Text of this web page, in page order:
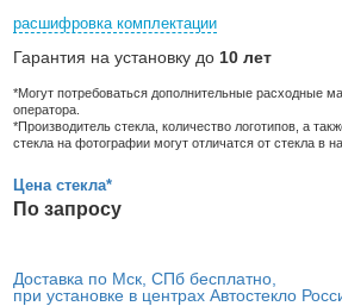
расшифровка комплектации
Гарантия на установку до 10 лет
*Могут потребоваться дополнительные расходные
оператора.
*Производитель стекла, количество логотипов, а
стекла на фотографии могут отличатся от стекла в
Цена стекла*
По запросу
Доставка по Мск, СПб бесплатно,
при установке в центрах Автостекло